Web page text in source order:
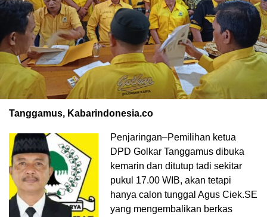
Tanggamus, Kabarindonesia.co
Penjaringan–Pemilihan ketua
DPD Golkar Tanggamus dibuka
kemarin dan ditutup tadi sekitar
pukul 17.00 WIB, akan tetapi
hanya calon tunggal Agus Ciek.SE
yang mengembalikan berkas